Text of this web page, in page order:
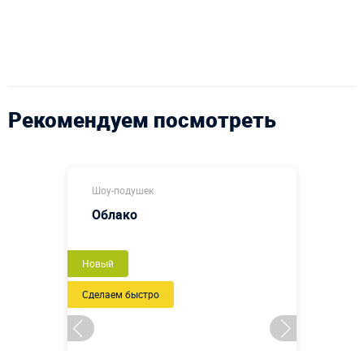
Рекомендуем посмотреть
Шоу-подушек
Облако
Новый
Сделаем быстро